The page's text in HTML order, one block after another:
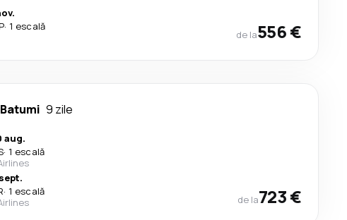
· 1 escală
de la556 €
Batumi 9 zile
aug.
· 1 escală
· 1 escală
de la723 €